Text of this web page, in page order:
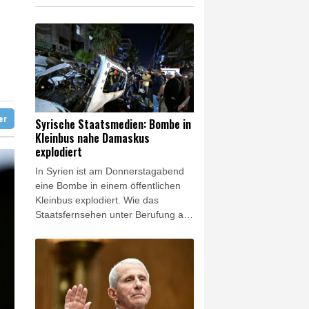
für Lkw
Syrische Staatsmedien: Bombe in
Kleinbus nahe Damaskus
explodiert
In Syrien ist am Donnerstagabend
eine Bombe in einem öffentlichen
Kleinbus explodiert. Wie das
Staatsfernsehen unter Berufung auf
ereignete sich die Explosion in
Dscharamana, einem Vorort der
Hauptstadt Damaskus. Mehrere
Krankenwagen fuhren zum Ort der
Explosion, berichtete ein Fotograf